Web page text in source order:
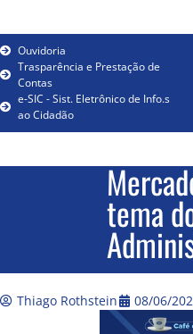
Ouvidoria
Trasparência e Prestação de
Contas
e-SIC - Sist. Eletrônico de Info.s
ao Cidadão
tema
Thiago Rothstein 08/06/